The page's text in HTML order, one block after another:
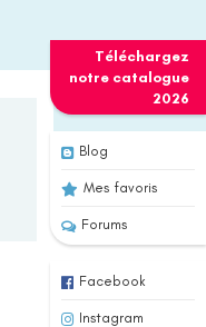
Téléchargez
notre catalogue
2026
Blog
Mes favoris
Forums
Facebook
Instagram